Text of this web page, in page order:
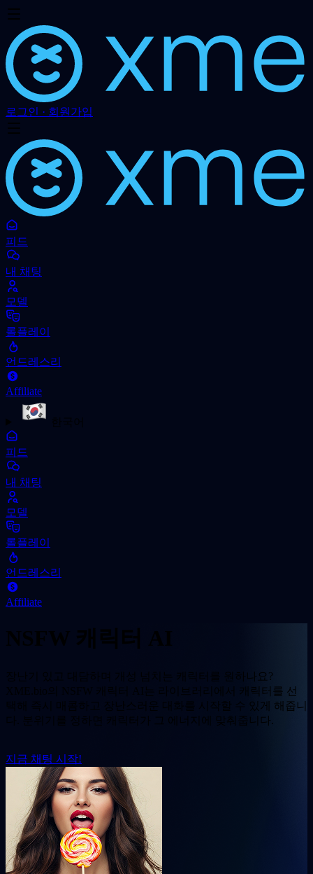
로그인 · 회원가입
피드
내 채팅
모델
롤플레이
언드레스리
Affiliate
피드
내 채팅
모델
롤플레이
언드레스리
Affiliate
NSFW 캐릭터 AI
장난기 있고 대담하며 개성 넘치는 캐릭터를 원하나요?
XME.bio의 NSFW 캐릭터 AI는 라이브러리에서 캐릭터를 선
택해 즉시 매콤하고 장난스러운 대화를 시작할 수 있게 해줍니
다. 분위기를 정하면 캐릭터가 그 에너지에 맞춰줍니다.
지금 채팅 시작!